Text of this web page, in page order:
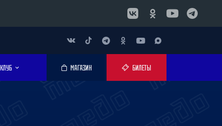
КЛУБ МАГАЗИН БИЛЕТЫ